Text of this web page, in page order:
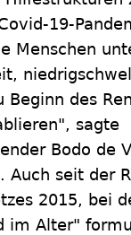
19-
Menschen
Beginn des
sagte
Bodo de
Auch seit der
2015, bei
im Alter"